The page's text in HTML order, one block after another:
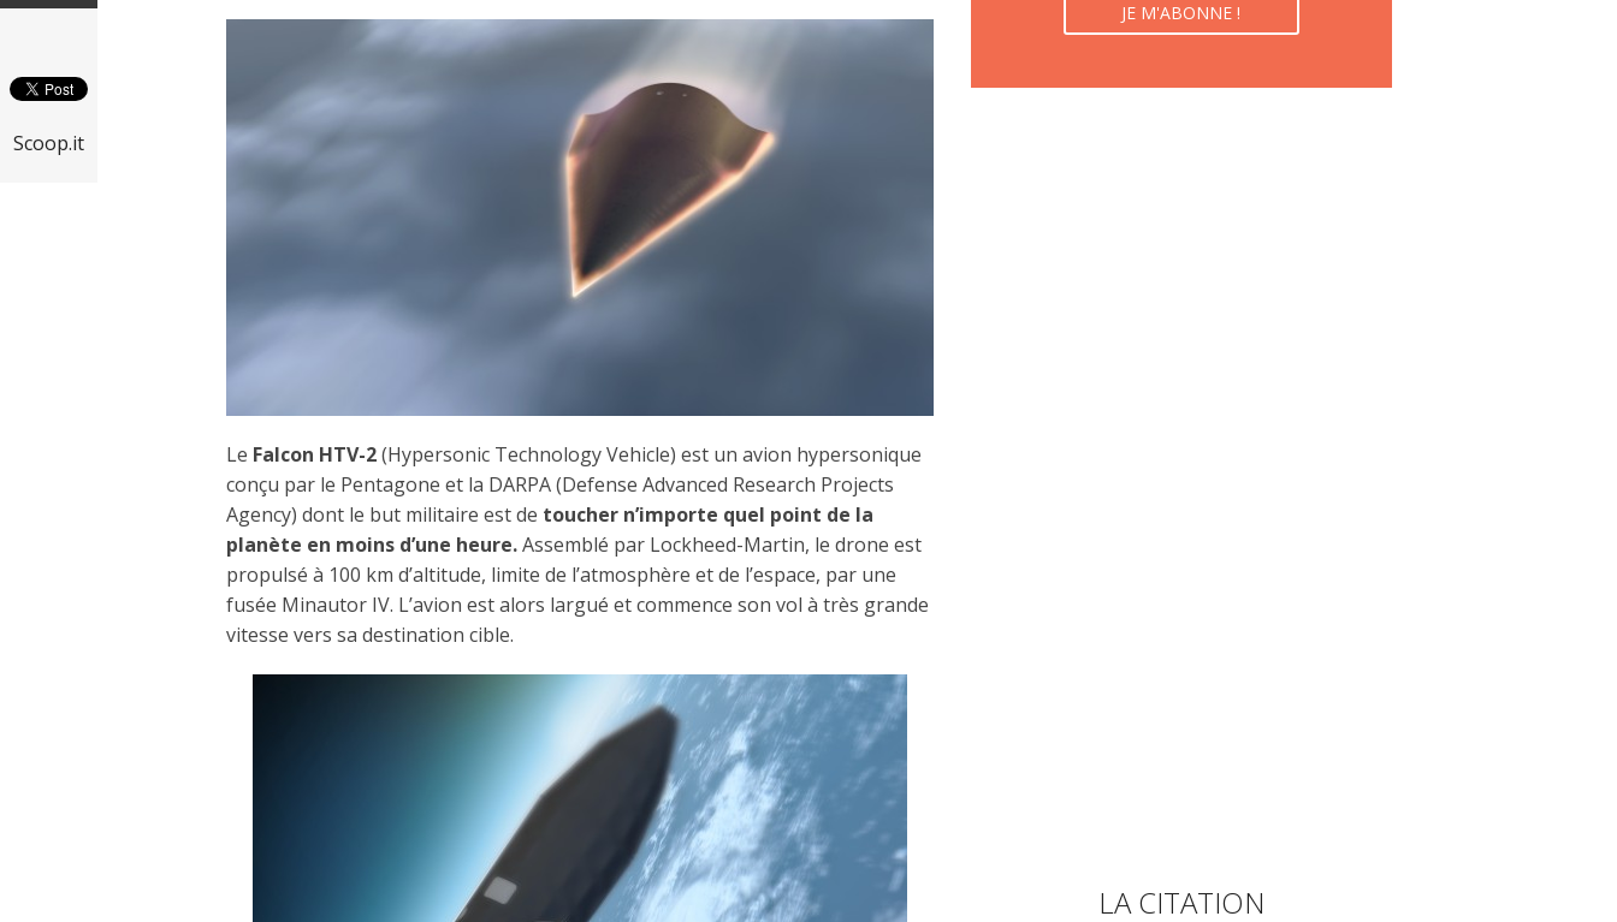
Le Falcon HTV-2(Hypersonic Technology Vehicle) est un avion hypersonique
conçu par le Pentagone et la DARPA (Defense Advanced Research Projects
Agency) dont le but militaire est de toucher n’importe quel point de la
planète en moins d’une heure.Assemblé par Lockheed-Martin, le drone est
propulsé à 100 km d’altitude, limite de l’atmosphère et de l’espace, par une
fusée Minautor IV. L’avion est alors largué et commence son vol à très grande
vitesse vers sa destination cible.
LA CITATION
Scoop.it